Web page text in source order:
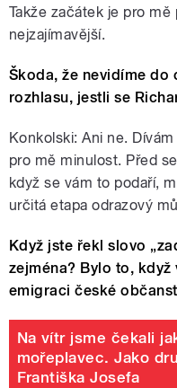
Takže začátek je pro mě
nejzajímavější.
Škoda, že nevidíme do
rozhlasu, jestli se
Konkolski: Ani ne.
pro mě minulost. Před
když se vám to podaří,
určitá etapa odrazový
Když jste řekl slovo
zejména? Bylo to,
emigraci české
Na vítr jsme čekali
mořeplavec. Jako
Františka Josefa